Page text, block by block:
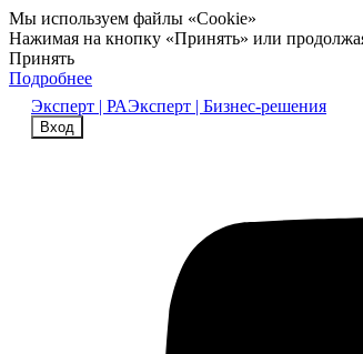
Мы используем файлы «Cookie»
Нажимая на кнопку «Принять» или
Принять
Подробнее
Эксперт | РАЭксперт | Бизнес-решения
Вход